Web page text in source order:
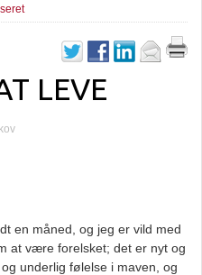
LEVE
en måned, og jeg er vild med
at være forelsket; det er nyt og
underlig følelse i maven, og